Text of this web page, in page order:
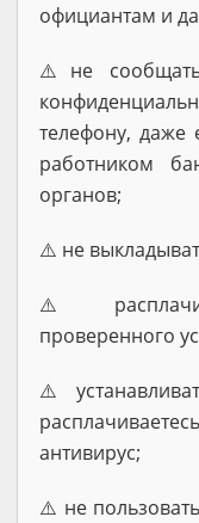
официантам и
⚠️не
телефону, даже
работником
органов;
⚠️ не
⚠️
проверенного
⚠️
антивирус;
⚠️ не